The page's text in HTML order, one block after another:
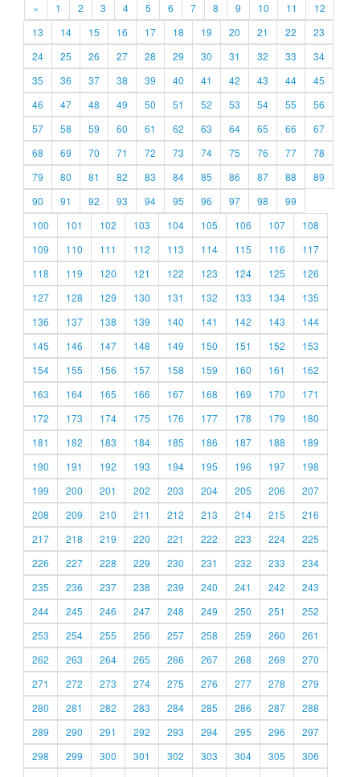
« 1 2 3 4 5 6 7 8 9 10 11
12
13
14 15 16 17 18 19 20 21 22
23
24
25 26 27 28 29 30 31 32 33
34
35
36 37 38 39 40 41 42 43 44
45
46
47 48 49 50 51 52 53 54 55
56
57
58 59 60 61 62 63 64 65 66
67
68
69 70 71 72 73 74 75 76 77
78
79
80 81 82 83 84 85 86 87 88
89
90
91 92 93 94 95 96 97 98
99
100
101 102 103 104 105 106 107
108
109
110 111 112 113 114 115 116
117
118
119 120 121 122 123 124 125
126
127
128 129 130 131 132 133 134
135
136
137 138 139 140 141 142 143
144
145
146 147 148 149 150 151 152
153
154
155 156 157 158 159 160 161
162
163
164 165 166 167 168 169 170
171
172
173 174 175 176 177 178 179
180
181
182 183 184 185 186 187 188
189
190
191 192 193 194 195 196 197
198
199
200 201 202 203 204 205 206
207
208
209 210 211 212 213 214 215
216
217
218 219 220 221 222 223 224
225
226
227 228 229 230 231 232 233
234
235
236 237 238 239 240 241 242
243
244
245 246 247 248 249 250 251
252
253
254 255 256 257 258 259 260
261
262
263 264 265 266 267 268 269
270
271
272 273 274 275 276 277 278
279
280
281 282 283 284 285 286 287
288
289
290 291 292 293 294 295 296
297
298
299 300 301 302 303 304 305
306